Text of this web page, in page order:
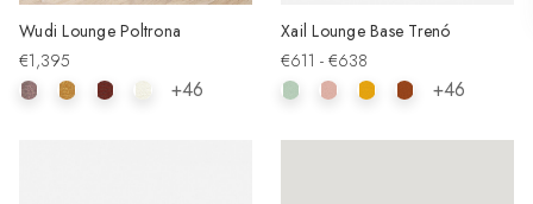
Wudi Lounge Poltrona
€1,395
+46
Xail Lounge Base Trenó
€611 - €638
+46